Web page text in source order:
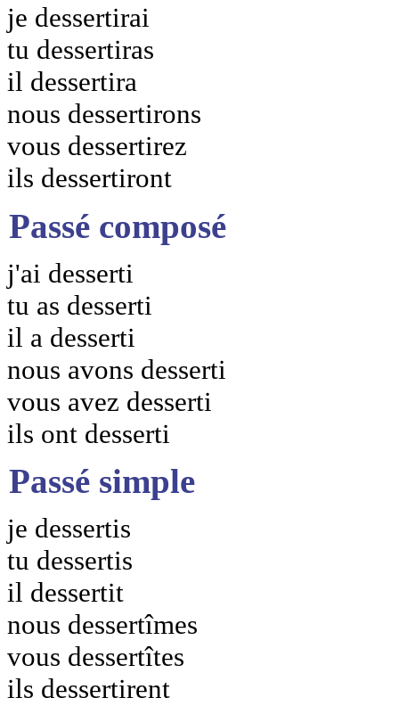
je dessertirai
tu dessertiras
il dessertira
nous dessertirons
vous dessertirez
ils dessertiront
Passé composé
j'ai desserti
tu as desserti
il a desserti
nous avons desserti
vous avez desserti
ils ont desserti
Passé simple
je dessertis
tu dessertis
il dessertit
nous dessertîmes
vous dessertîtes
ils dessertirent